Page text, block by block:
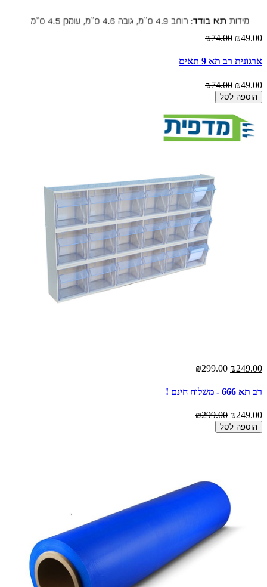
₪49.00
₪74.00
ארגונית רב תא 9 תאים
₪49.00
₪74.00
הוספה לסל
₪249.00
₪299.00
רב תא 666 - משלוח חינם !
₪249.00
₪299.00
הוספה לסל